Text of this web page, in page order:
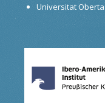
Universitat